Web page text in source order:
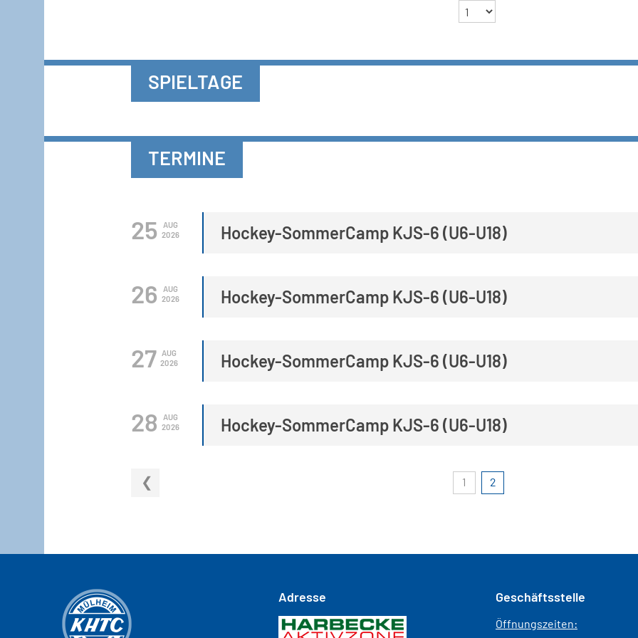
SPIELTAGE
TERMINE
25
AUG
2026
Hockey-SommerCamp KJS-6 (U6-U18)
26
AUG
2026
Hockey-SommerCamp KJS-6 (U6-U18)
27
AUG
2026
Hockey-SommerCamp KJS-6 (U6-U18)
28
AUG
2026
Hockey-SommerCamp KJS-6 (U6-U18)
1 2
Adresse Geschäftsstelle
Öffnungszeiten: